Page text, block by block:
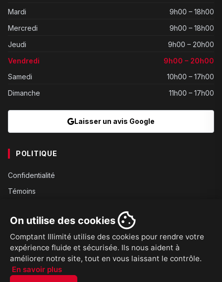
On utilise des cookies
Comptant Illimité utilise des cookies pour rendre votre
expérience fluide et sécurisée. Ils nous aident à
améliorer notre site, tout en vous laissant le contrôle.
En savoir plus
Mardi
9h00 – 18h00
Mercredi
9h00 – 18h00
Jeudi
9h00 – 20h00
Vendredi
9h00 – 20h00
Samedi
10h00 – 17h00
Dimanche
11h00 – 17h00
Laisser un avis Google
POLITIQUE
Confidentialité
Témoins
Conditions
Expédition
Retours